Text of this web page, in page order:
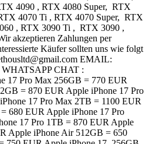
4090 , RTX 4080 Super, RTX
4070 Ti , RTX 4070 Super, RTX
, RTX 3090 Ti , RTX 3090 ,
akzeptieren Zahlungen per
Käufer sollten uns wie folgt
EMAIL:
WHATSAPP CHAT :
17 Pro Max 256GB = 770 EUR
= 870 EUR Apple iPhone 17 Pro
17 Pro Max 2TB = 1100 EUR
680 EUR Apple iPhone 17 Pro
17 Pro 1TB = 870 EUR Apple
Apple iPhone Air 512GB = 650